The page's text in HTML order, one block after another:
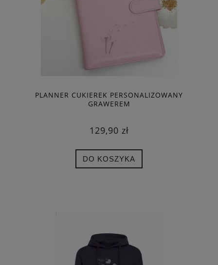
PLANNER CUKIEREK PERSONALIZOWANY
GRAWEREM
129,90 zł
DO KOSZYKA